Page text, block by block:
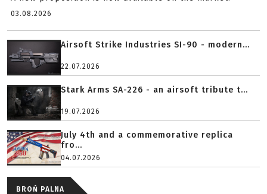
03.08.2026
Airsoft Strike Industries SI-90 - modern...
22.07.2026
Stark Arms SA-226 - an airsoft tribute t...
19.07.2026
July 4th and a commemorative replica
fro...
04.07.2026
BROŃ PALNA